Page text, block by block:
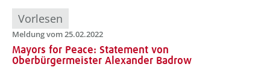
Vorlesen
Meldung vom 25.02.2022
Mayors for Peace: Statement von
Oberbürgermeister Alexander Badrow